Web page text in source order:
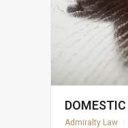
Admiralty Law